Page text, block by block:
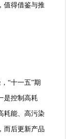
值得借鉴与推
“十一五”期
是控制高耗
耗能、高污染
而后更新产品